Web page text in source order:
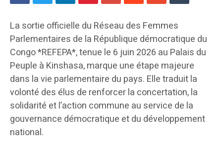
La sortie officielle du Réseau des Femmes
Parlementaires de la République démocratique du
Congo *REFEPA*, tenue le 6 juin 2026 au Palais du
Peuple à Kinshasa, marque une étape majeure
dans la vie parlementaire du pays. Elle traduit la
volonté des élus de renforcer la concertation, la
solidarité et l’action commune au service de la
gouvernance démocratique et du développement
national.